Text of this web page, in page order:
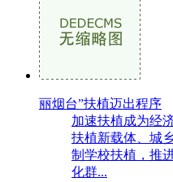
丽烟台”扶植迈出程序
加速扶植成为经
扶植新载体、城
制学校扶植，推
化群...